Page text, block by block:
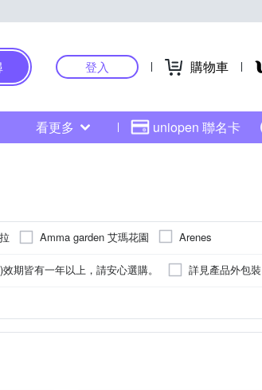
登入 購物車
看更多 uniopen 聯名卡
Amma garden 艾瑪花園
Arenes
Dr.FORHAIR Dusa 度莎
EKS韻特
歐舒丹
LOREAL Paris 巴黎萊雅
期皆有一年以上，請安心選購。
詳見產品外包裝
; 未開封五年(製造日期詳見瓶身)
依瓶身標示為主